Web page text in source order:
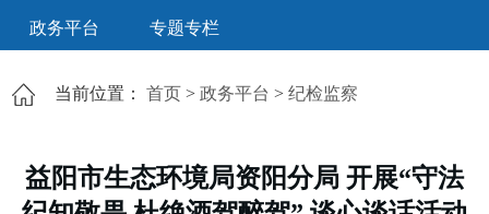
政务平台 专题专栏
当前位置： 首页 > 政务平台 > 纪检监察
益阳市生态环境局资阳分局 开展“守法